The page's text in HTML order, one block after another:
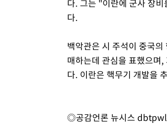
다. 그는 "이란에 군사 장
다.
백악관은 시 주석이 중국
매하는데 관심을 표했으며
다. 이란은 핵무기 개발을
◎공감언론 뉴시스